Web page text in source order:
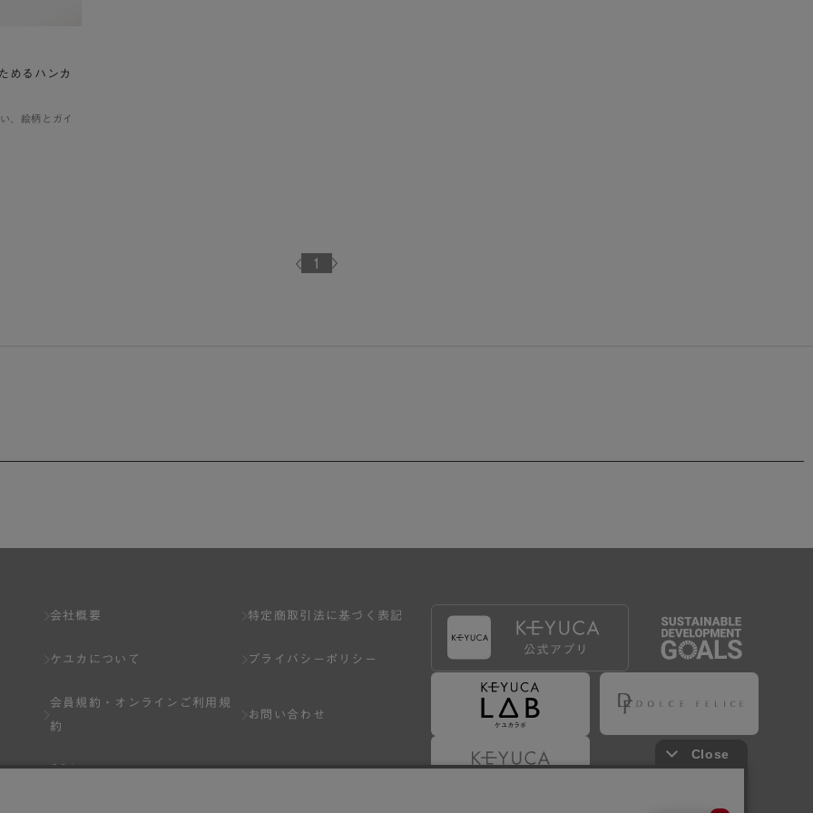
めるハンカ
、絵柄とガイ
1
会社概要
ケユカについて
会員規約・
オンラインご利用規
約
Q&A
特定商取引法に基づく表記
プライバシーポリシー
お問い合わせ